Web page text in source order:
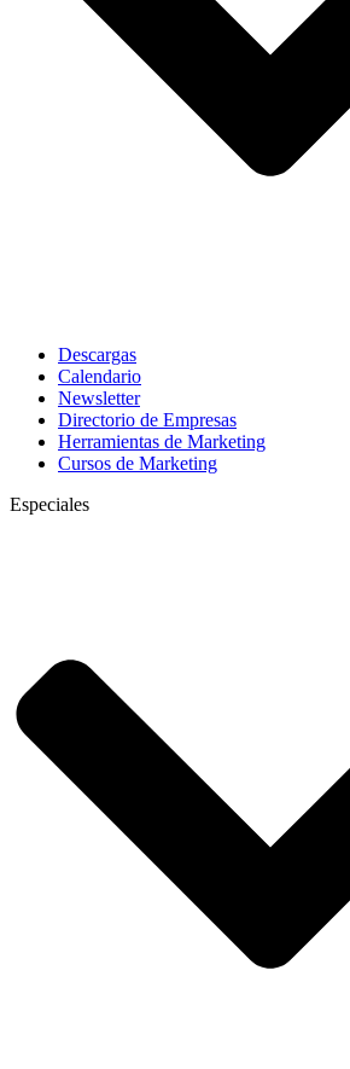
Descargas
Calendario
Newsletter
Directorio de Empresas
Herramientas de Marketing
Cursos de Marketing
Especiales